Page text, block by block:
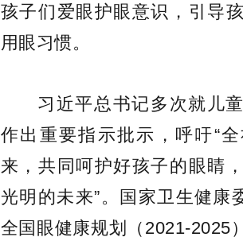
孩子们爱眼护眼意识，引导
用眼习惯。
习近平总书记多次就儿
作出重要指示批示，呼吁“
来，共同呵护好孩子的眼睛
光明的未来”。
国家卫生健康
全国眼健康规划（2021-2025